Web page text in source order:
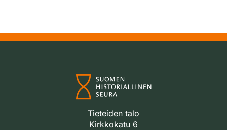
Tieteiden talo
Kirkkokatu 6